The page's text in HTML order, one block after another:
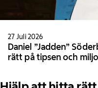
27 Juli 2026
Daniel ”Jadden”
rätt på tipsen och